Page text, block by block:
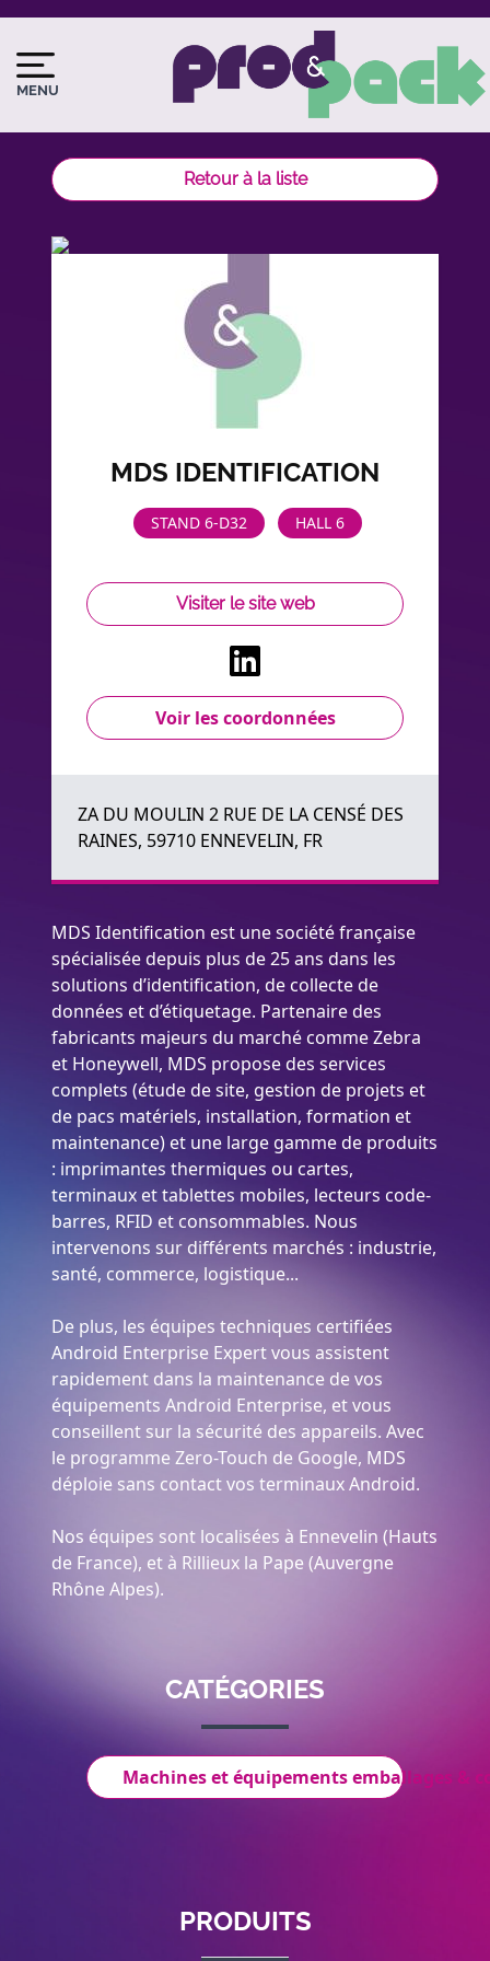
Aller
contenu
principal
MENU
Image
du
logo
Image
Retour à la liste
MDS IDENTIFICATION
STAND 6-D32 HALL 6
Visiter le site web
Voir les coordonnées
ZA DU MOULIN 2 RUE DE LA CENSÉ DES
RAINES, 59710 ENNEVELIN, FR
MDS Identification est une société française
spécialisée depuis plus de 25 ans dans les
solutions d’identification, de collecte de
données et d’étiquetage. Partenaire des
fabricants majeurs du marché comme Zebra
et Honeywell, MDS propose des services
complets (étude de site, gestion de projets et
de pacs matériels, installation, formation et
maintenance) et une large gamme de produits
: imprimantes thermiques ou cartes,
terminaux et tablettes mobiles, lecteurs code-
barres, RFID et consommables. Nous
intervenons sur différents marchés : industrie,
santé, commerce, logistique...
De plus, les équipes techniques certifiées
Android Enterprise Expert vous assistent
rapidement dans la maintenance de vos
équipements Android Enterprise, et vous
conseillent sur la sécurité des appareils. Avec
le programme Zero-Touch de Google, MDS
déploie sans contact vos terminaux Android.
Nos équipes sont localisées à Ennevelin (Hauts
de France), et à Rillieux la Pape (Auvergne
Rhône Alpes).
CATÉGORIES
Machines et équipements emballages &
PRODUITS